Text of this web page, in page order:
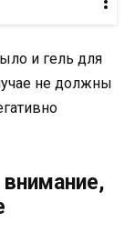
и гель для
не должны